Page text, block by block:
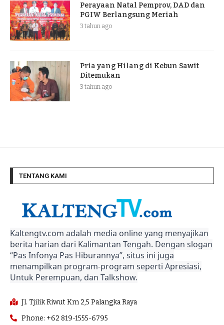
Perayaan Natal Pemprov, DAD dan
PGIW Berlangsung Meriah
3 tahun ago
Pria yang Hilang di Kebun Sawit
Ditemukan
3 tahun ago
TENTANG KAMI
Kaltengtv.com adalah media online yang menyajikan
berita harian dari Kalimantan Tengah. Dengan slogan
“Pas Infonya Pas Hiburannya”, situs ini juga
menampilkan program-program seperti Apresiasi,
Untuk Perempuan, dan Talkshow.
Jl. Tjilik Riwut Km 2,5 Palangka Raya
Phone: +62 819-1555-6795